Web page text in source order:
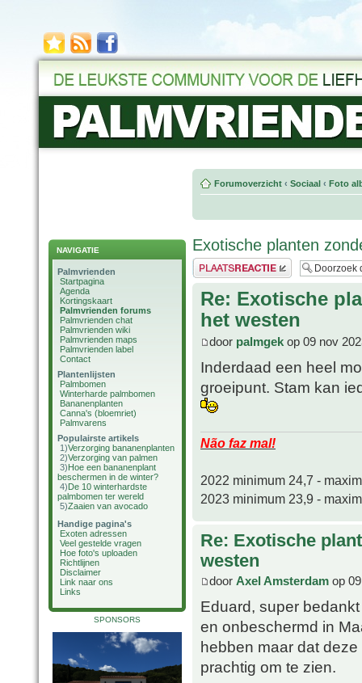
NAVIGATIE
Palmvrienden
Startpagina
Agenda
Kortingskaart
Palmvrienden forums
Palmvrienden chat
Palmvrienden wiki
Palmvrienden maps
Palmvrienden label
Contact
Plantenlijsten
Palmbomen
Winterharde palmbomen
Bananenplanten
Canna's (bloemriet)
Palmvarens
Populairste artikels
1)Verzorging bananenplanten
2)Verzorging van palmen
3)Hoe een bananenplant
beschermen in de winter?
4)De 10 winterhardste
palmbomen ter wereld
5)Zaaien van avocado
Handige pagina's
Exoten adressen
Veel gestelde vragen
Hoe foto's uploaden
Richtlijnen
Disclaimer
Link naar ons
Links
SPONSORS
Forumoverzicht ‹ Sociaal ‹ Foto
Exotische planten
Plaats een reactie
Re: Exotische
het westen
door palmgek op 09 nov
Inderdaad een heel
groeipunt. Stam kan
Não faz mal!
2022 minimum 24,7 -
2023 minimum 23,9 -
Re: Exotische
westen
door Axel Amsterdam op
Eduard, super
en onbeschermd in
hebben maar dat
prachtig om te zien.